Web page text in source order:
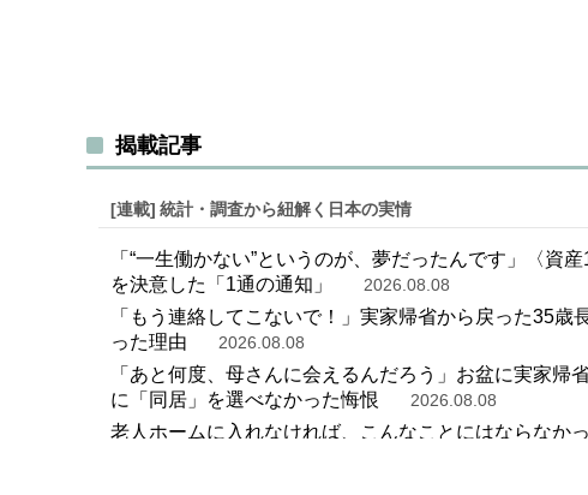
揭載記事
[連載] 統計・調査から紐解く日本の実情
「“一生働かない”というのが、夢だったんです」〈
を決意した「1通の通知」
2026.08.08
「もう連絡してこないで！」実家帰省から戻った35
った理由
2026.08.08
「あと何度、母さんに会えるんだろう」お盆に実家
に「同居」を選べなかった悔恨
2026.08.08
老人ホームに入れなければ、こんなことにはならな